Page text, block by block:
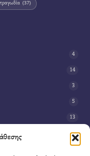
τραγωδία (37)
4
14
3
5
13
42